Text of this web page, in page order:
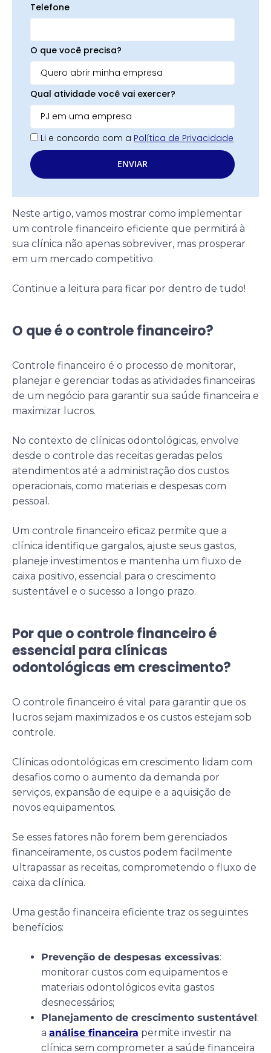
Telefone
O que você precisa?
Qual atividade você vai exercer?
Li e concordo com a Política de Privacidade
ENVIAR
Neste artigo, vamos mostrar como implementar
um controle financeiro eficiente que permitirá à
sua clínica não apenas sobreviver, mas prosperar
em um mercado competitivo.
Continue a leitura para ficar por dentro de tudo!
O que é o controle financeiro?
Controle financeiro é o processo de monitorar,
planejar e gerenciar todas as atividades financeiras
de um negócio para garantir sua saúde financeira e
maximizar lucros.
No contexto de clínicas odontológicas, envolve
desde o controle das receitas geradas pelos
atendimentos até a administração dos custos
operacionais, como materiais e despesas com
pessoal.
Um controle financeiro eficaz permite que a
clínica identifique gargalos, ajuste seus gastos,
planeje investimentos e mantenha um fluxo de
caixa positivo, essencial para o crescimento
sustentável e o sucesso a longo prazo.
Por que o controle financeiro é
essencial para clínicas
odontológicas em crescimento?
O controle financeiro é vital para garantir que os
lucros sejam maximizados e os custos estejam sob
controle.
Clínicas odontológicas em crescimento lidam com
desafios como o aumento da demanda por
serviços, expansão de equipe e a aquisição de
novos equipamentos.
Se esses fatores não forem bem gerenciados
financeiramente, os custos podem facilmente
ultrapassar as receitas, comprometendo o fluxo de
caixa da clínica.
Uma gestão financeira eficiente traz os seguintes
benefícios:
Prevenção de despesas excessivas:
monitorar custos com equipamentos e
materiais odontológicos evita gastos
desnecessários;
Planejamento de crescimento sustentável:
a análise financeira permite investir na
clínica sem comprometer a saúde financeira